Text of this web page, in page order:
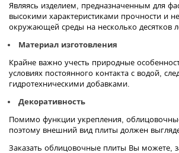
Являясь изделием, предназначенным для
высокими характеристиками прочности и
окружающей среды на несколько десятков
Материал изготовления
Крайне важно учесть природные
условиях постоянного контакта с водой,
гидротехническими добавками.
Декоративность
Помимо функции укрепления,
поэтому внешний вид плиты должен
Заказать облицовочные плиты Вы можете,